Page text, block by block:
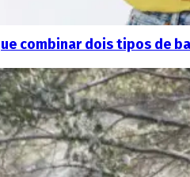
combinar dois tipos de